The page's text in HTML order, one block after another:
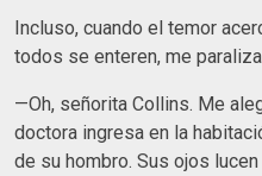
Incluso, cuando el temor
todos se enteren, me
—Oh, señorita Collins. Me
doctora ingresa en la
de su hombro. Sus ojos